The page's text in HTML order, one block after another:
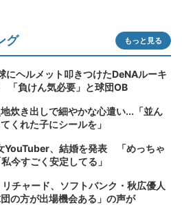
グ もっと見る
にヘルメット叩きつけたDeNAルーキ
「負けん気必要」と球団OB
炊き出しで細やかな心遣い...「並ん
くれた子にシールを」
YouTuber、結婚を発表 「めっちゃ
今すごく安定してる」
チャード、ソフトバンク・秋広優人
の方が出場機会ある」の声が